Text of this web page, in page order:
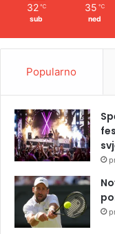
32 ℃
sub
35 ℃
ned
Popularno